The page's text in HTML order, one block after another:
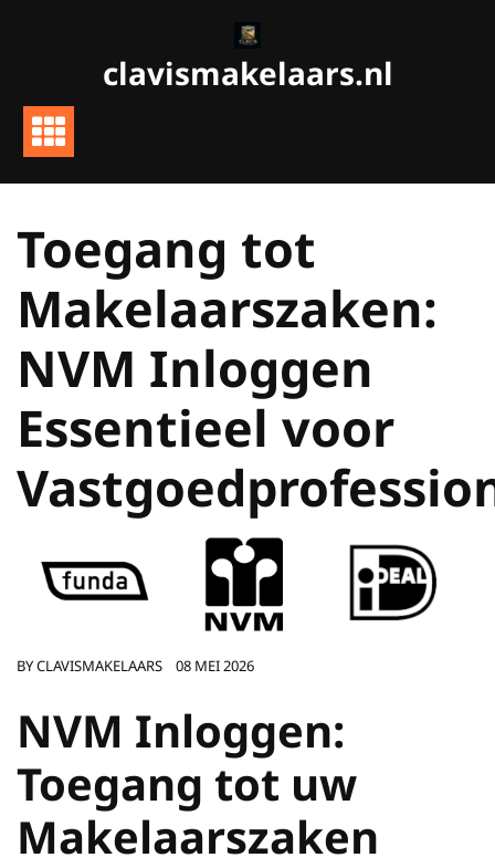
clavismakelaars.nl
Toegang tot
Makelaarszaken:
NVM Inloggen
Essentieel voor
BYCLAVISMAKELAARS 08 MEI 2026
NVM Inloggen:
Toegang tot uw
Makelaarszaken